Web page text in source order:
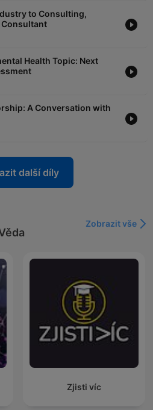
to Consulting,
Consultant
Health Topic: Next
A Conversation with
další díly
Zobrazit vše
Zjisti víc